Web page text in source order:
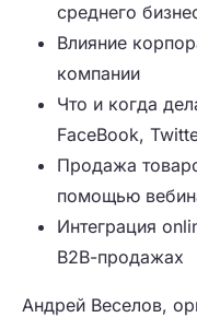
среднего
Влияние
компании
Что и когда
FaceBook,
Продажа
помощью
Интеграция
В2В-продажах
Андрей Веселов,